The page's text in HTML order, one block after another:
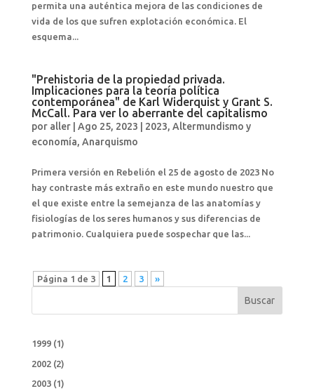
permita una auténtica mejora de las condiciones de
vida de los que sufren explotación económica. El
esquema...
"Prehistoria de la propiedad privada.
Implicaciones para la teoría política
contemporánea" de Karl Widerquist y Grant S.
McCall. Para ver lo aberrante del capitalismo
por aller| Ago 25, 2023 2023, Altermundismo y
economía, Anarquismo
Primera versión en Rebelión el 25 de agosto de 2023 No
hay contraste más extraño en este mundo nuestro que
el que existe entre la semejanza de las anatomías y
fisiologías de los seres humanos y sus diferencias de
patrimonio. Cualquiera puede sospechar que las...
Página 1 de 3 1 2 3 »
Buscar
1999(1)
2002(2)
2003(1)